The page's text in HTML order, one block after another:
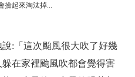
起來淘汰掉...
:「這次颱風很大吹了好幾
在家裡颱風吹都會覺得害